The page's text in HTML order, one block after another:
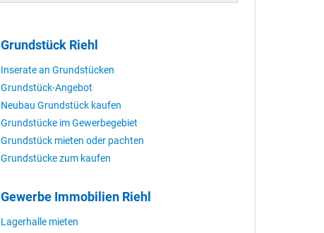
Grundstück Riehl
Inserate an Grundstücken
Grundstück-Angebot
Neubau Grundstück kaufen
Grundstücke im Gewerbegebiet
Grundstück mieten oder pachten
Grundstücke zum kaufen
Gewerbe Immobilien Riehl
Lagerhalle mieten